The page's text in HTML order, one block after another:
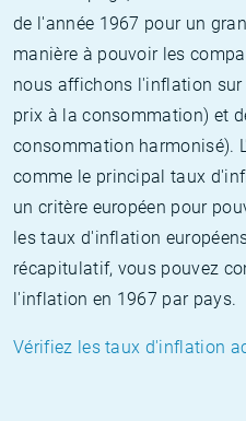
de l'année 1967 pour un
manière à pouvoir les
nous affichons l'inflation sur
prix à la consommation) et
consommation harmonisé).
comme le principal taux
un critère européen pour
les taux d'inflation
récapitulatif, vous pouvez
l'inflation en 1967 par pays.
Vérifiez les taux d'inflation